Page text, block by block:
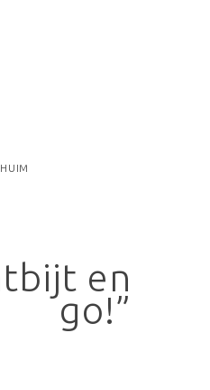
en
go!”